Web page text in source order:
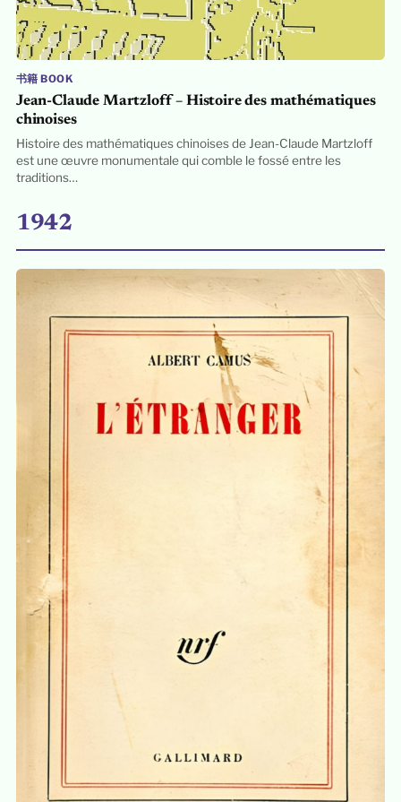
书籍 BOOK
Jean-Claude Martzloff – Histoire des mathématiques
chinoises
Histoire des mathématiques chinoises de Jean-Claude Martzloff
est une œuvre monumentale qui comble le fossé entre les
traditions…
1942